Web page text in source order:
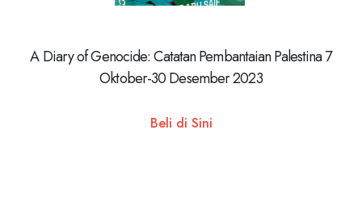
A Diary of Genocide: Catatan Pembantaian Palestina 7
Oktober-30 Desember 2023
Beli di Sini